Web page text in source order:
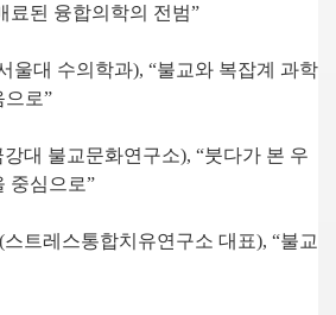
료된 융합의학의 전범”
울대 수의학과), “불교와 복잡계 과학
으로”
강대 불교문화연구소), “붓다가 본 우
중심으로”
(스트레스통합치유연구소 대표), “불교